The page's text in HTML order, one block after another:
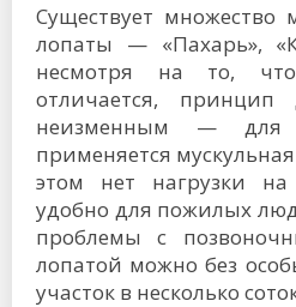
Существует
лопаты — «Пахарь»,
несмотря на то,
отличается, принцип
неизменным — для
применяется
этом нет нагрузки
удобно для пожилых
проблемы с
лопатой можно без
участок в несколько